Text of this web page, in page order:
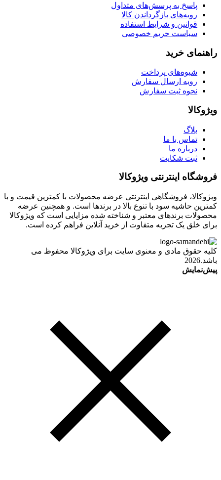
پاسخ به پرسش‌های متداول
رویه‌های بازگرداندن کالا
قوانین و شرایط استفاده
سیاست حریم خصوصی
راهنمای خرید
شیوه‌های پرداخت
رویه ارسال سفارش
نحوه ثبت سفارش
ویژوکالا
بلاگ
تماس با ما
درباره ما
ثبت شکایت
فروشگاه اینترنتی ویژوکالا
ویژوکالا، فروشگاهی اینترنتی عرضه محصولات با کمترین قیمت و با
کمترین حاشیه سود با تنوع بالا در برندها است. و همچنین عرضه
محصولات برندهای معتبر و شناخته شده مزایایی است که ویژوکالا
برای خلق یک تجربه متفاوت از خرید آنلاین فراهم کرده است.
کلیه حقوق مادی و معنوی سایت برای ویژوکالا محفوظ می
باشد.2026
پیش‌نمایش